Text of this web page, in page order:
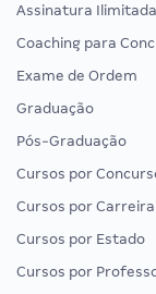
Assinatura Ilimitada
Coaching para
Exame de Ordem
Graduação
Pós-Graduação
Cursos por
Cursos por Carreira
Cursos por Estado
Cursos por